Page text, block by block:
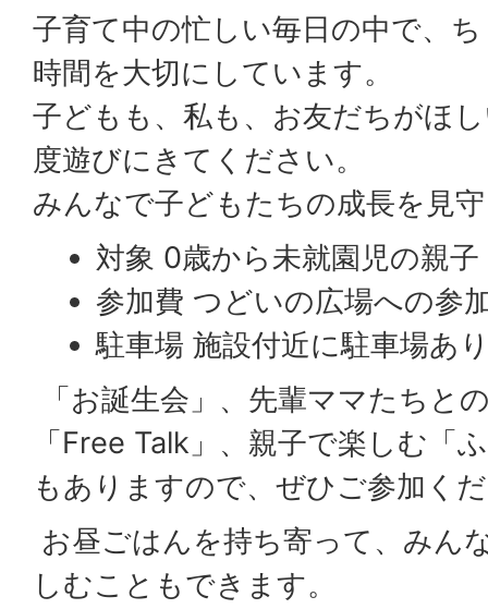
子育て中の忙しい毎日の中で、
時間を大切にしています。
子どもも、私も、お友だちがほ
度遊びにきてください。
みんなで子どもたちの成長を見
対象 0歳から未就園児の親子
参加費 つどいの広場への参
駐車場 施設付近に駐車場あ
「お誕生会」、先輩ママたちと
「Free Talk」、親子で楽しむ「
もありますので、ぜひご参加く
お昼ごはんを持ち寄って、みん
しむこともできます。